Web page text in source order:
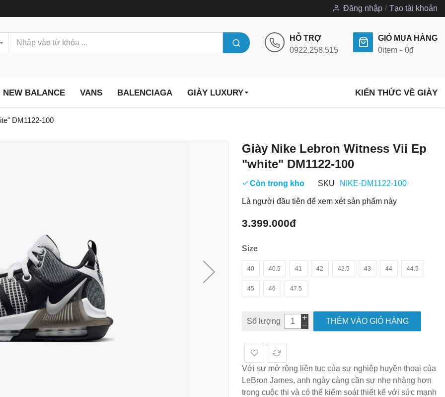
Đăng nhập Tạo tài khoản
HỖ TRỢ
0922.258.515
GIỎ MUA HÀNG
0item 0đ
NEW BALANCE VANS BALENCIAGA GIÀY LUXURY KIẾN THỨC VỀ GIÀY
DM1122-100
Giày Nike Lebron Witness Vii Ep
"white" DM1122-100
Còn trong kho SKU NIKE-DM1122-100
Là người đầu tiên để xem xét sản phẩm này
3.399.000đ
Size
40 40.5 41 42 42.5 43 44 44.5
45 46 47.5
Số lượng THÊM VÀO GIỎ HÀNG
Với sự mở rộng liên tục của sự nghiệp huyền thoại của
LeBron James, anh ngày càng cần sự nhẹ nhàng hơn
trong cuộc thi và có thể kiểm soát thiết kế với sức mạnh
Chuyển
hình